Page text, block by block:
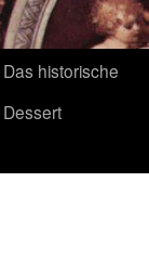
Das historische
Dessert